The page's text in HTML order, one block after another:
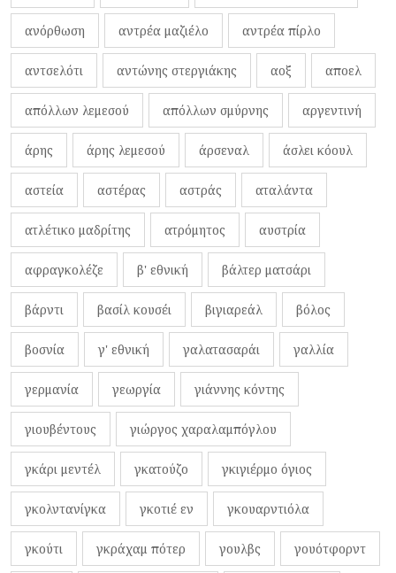
ανόρθωση αντρέα μαζιέλο αντρέα πίρλο
αντσελότι αντώνης στεργιάκης αοξ αποελ
απόλλων λεμεσού απόλλων σμύρνης αργεντινή
άρης άρης λεμεσού άρσεναλ άσλει κόουλ
αστεία αστέρας αστράς αταλάντα
ατλέτικο μαδρίτης ατρόμητος αυστρία
αφραγκολέζε β' εθνική βάλτερ ματσάρι
βάρντι βασίλ κουσέι βιγιαρεάλ βόλος
βοσνία γ' εθνική γαλατασαράι γαλλία
γερμανία γεωργία γιάννης κόντης
γιουβέντους γιώργος χαραλαμπόγλου
γκάρι μεντέλ γκατούζο γκιγιέρμο όγιος
γκολντανίγκα γκοτιέ εν γκουαρντιόλα
γκούτι γκράχαμ πότερ γουλβς γουότφορντ